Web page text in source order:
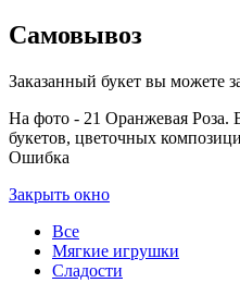
Самовывоз
Заказанный букет вы можете
На фото - 21 Оранжевая Роза.
букетов, цветочных
Ошибка
Закрыть окно
Все
Мягкие игрушки
Сладости